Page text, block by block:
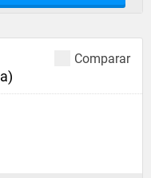
Comparar